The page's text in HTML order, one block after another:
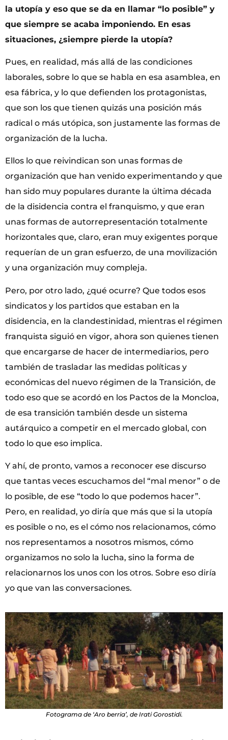
la utopía y eso que se da en llamar “lo posible” y
que siempre se acaba imponiendo. En esas
situaciones, ¿siempre pierde la utopía?
Pues, en realidad, más allá de las condiciones
laborales, sobre lo que se habla en esa asamblea, en
esa fábrica, y lo que defienden los protagonistas,
que son los que tienen quizás una posición más
radical o más utópica, son justamente las formas de
organización de la lucha.
Ellos lo que reivindican son unas formas de
organización que han venido experimentando y que
han sido muy populares durante la última década
de la disidencia contra el franquismo, y que eran
unas formas de autorrepresentación totalmente
horizontales que, claro, eran muy exigentes porque
requerían de un gran esfuerzo, de una movilización
y una organización muy compleja.
Pero, por otro lado, ¿qué ocurre? Que todos esos
sindicatos y los partidos que estaban en la
disidencia, en la clandestinidad, mientras el régimen
franquista siguió en vigor, ahora son quienes tienen
que encargarse de hacer de intermediarios, pero
también de trasladar las medidas políticas y
económicas del nuevo régimen de la Transición, de
todo eso que se acordó en los Pactos de la Moncloa,
de esa transición también desde un sistema
autárquico a competir en el mercado global, con
todo lo que eso implica.
Y ahí, de pronto, vamos a reconocer ese discurso
que tantas veces escuchamos del “mal menor” o de
lo posible, de ese “todo lo que podemos hacer”.
Pero, en realidad, yo diría que más que si la utopía
es posible o no, es el cómo nos relacionamos, cómo
nos representamos a nosotros mismos, cómo
organizamos no solo la lucha, sino la forma de
relacionarnos los unos con los otros. Sobre eso diría
yo que van las conversaciones.
Fotograma de ‘Aro berria’, de Irati Gorostidi.